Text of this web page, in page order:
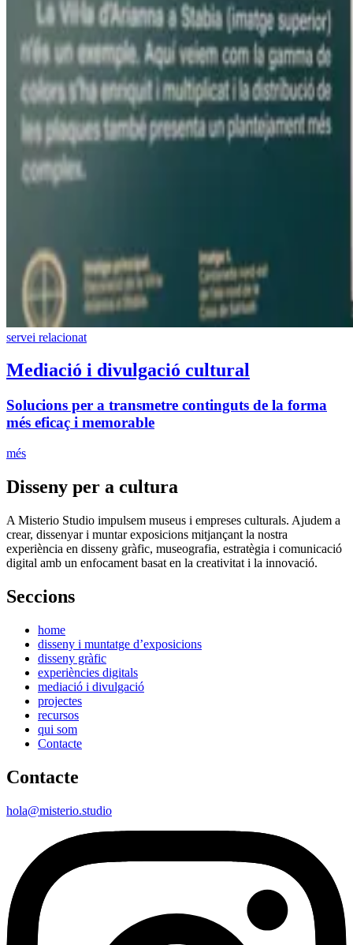
servei relacionat
Mediació i divulgació cultural
Solucions per a transmetre continguts de la forma
més eficaç i memorable
més
Disseny per a cultura
A Misterio Studio impulsem museus i empreses culturals. Ajudem a
crear, dissenyar i muntar exposicions mitjançant la nostra
experiència en disseny gràfic, museografia, estratègia i comunicació
digital amb un enfocament basat en la creativitat i la innovació.
Seccions
home
disseny i muntatge d’exposicions
disseny gràfic
experiències digitals
mediació i divulgació
projectes
recursos
qui som
Contacte
Contacte
hola@misterio.studio